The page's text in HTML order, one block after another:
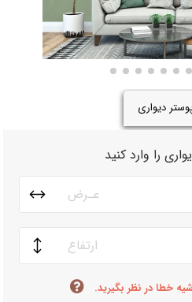
دیواری
را وارد کنید